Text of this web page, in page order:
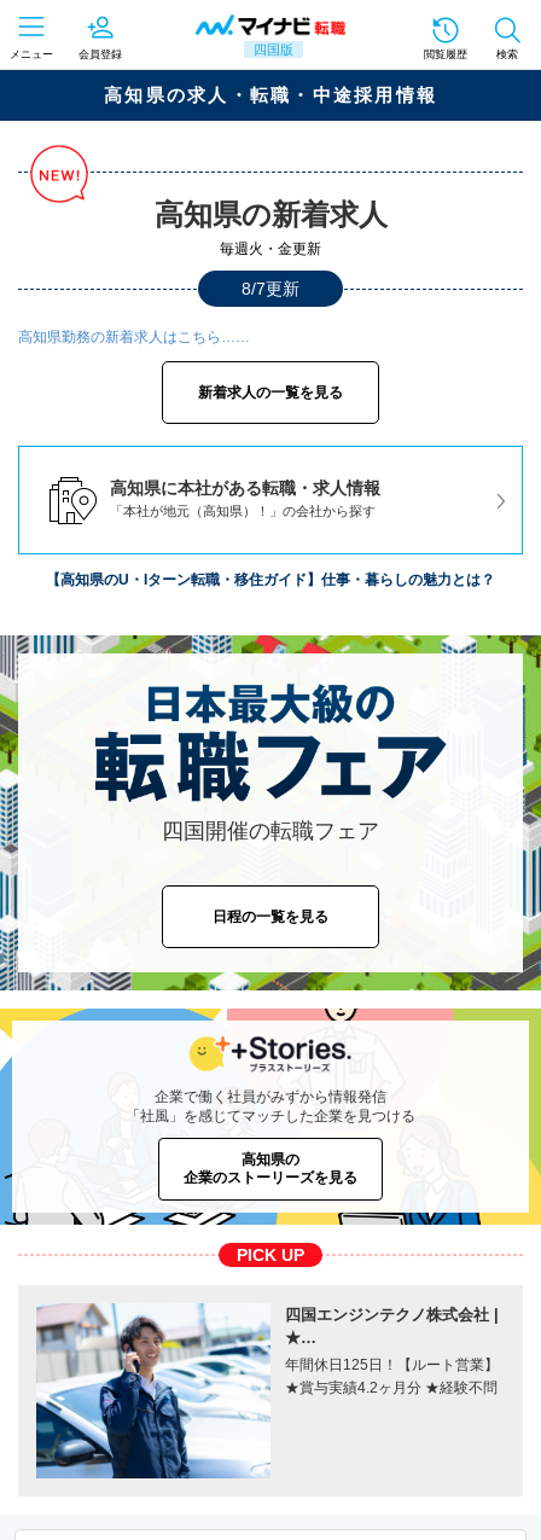
四国版
メニュー 会員登録 閲覧履歴 検索
高知県の求人・転職・中途採用情報
高知県の新着求人
毎週火・金更新
8/7更新
高知県勤務の新着求人はこちら……
新着求人の一覧を見る
高知県に本社がある転職・求人情報
「本社が地元（高知県）！」の会社から探す
【高知県のU・Iターン転職・移住ガイド】仕事・暮らしの魅力とは？
四国開催の転職フェア
日程の一覧を見る
企業で働く社員がみずから情報発信
「社風」を感じてマッチした企業を見つける
高知県の
企業のストーリーズを見る
PICK UP
四国エンジンテクノ株式会社 |
★…
年間休日125日！【ルート営業】
★賞与実績4.2ヶ月分 ★経験不問